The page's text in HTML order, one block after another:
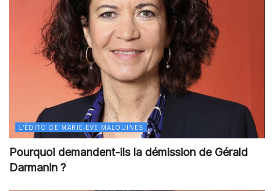
L'ÉDITO DE MARIE-EVE MALOUINES
Pourquoi demandent-ils la démission de Gérald
Darmanin ?